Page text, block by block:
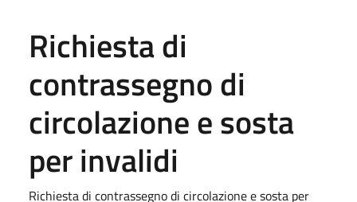
Richiesta di
contrassegno di
circolazione e sosta
per invalidi
Richiesta di contrassegno di circolazione e sosta per